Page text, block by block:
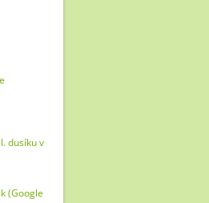
dusíku v
(Google